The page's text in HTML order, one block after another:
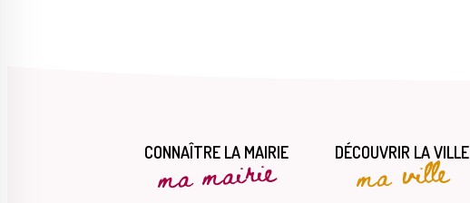
CONNAÎTRE LA MAIRIE
ma mairie DÉCOUVRIR LA VILLE
ma ville